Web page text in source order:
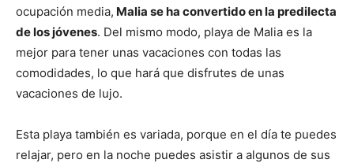
ocupación media, Malia se ha convertido en la predilecta
de los jóvenes. Del mismo modo, playa de Malia es la
mejor para tener unas vacaciones con todas las
comodidades, lo que hará que disfrutes de unas
vacaciones de lujo.
Esta playa también es variada, porque en el día te puedes
relajar, pero en la noche puedes asistir a algunos de sus